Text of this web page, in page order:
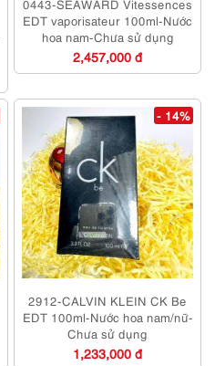
0443-SEAWARD Vitessences
EDT vaporisateur 100ml-Nước
hoa nam-Chưa sử dụng
2,457,000 đ
- 14%
2912-CALVIN KLEIN CK Be
EDT 100ml-Nước hoa nam/nữ-
Chưa sử dụng
1,233,000 đ